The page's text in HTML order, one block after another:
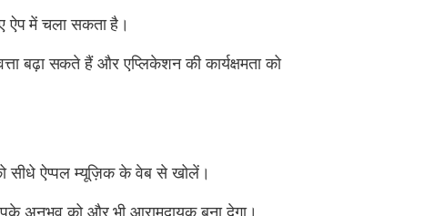
ऐप में चला सकता है।
बढ़ा सकते हैं और एप्लिकेशन की कार्यक्षमता को
सीधे ऐप्पल म्यूज़िक के वेब से खोलें।